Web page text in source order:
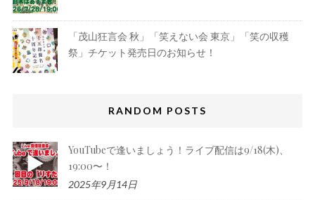
「茂山狂言会 秋」「笑えない会 東京」「笑の収穫
祭」チケット発売日のお知らせ！
RANDOM POSTS
YouTubeで逢いましょう！ライブ配信は9/18(木)、
19:00〜！
2025年9月14日